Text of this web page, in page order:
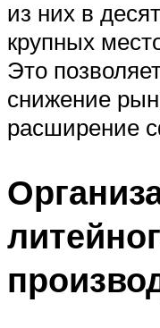
из них в
крупных
Это
снижение
расширение